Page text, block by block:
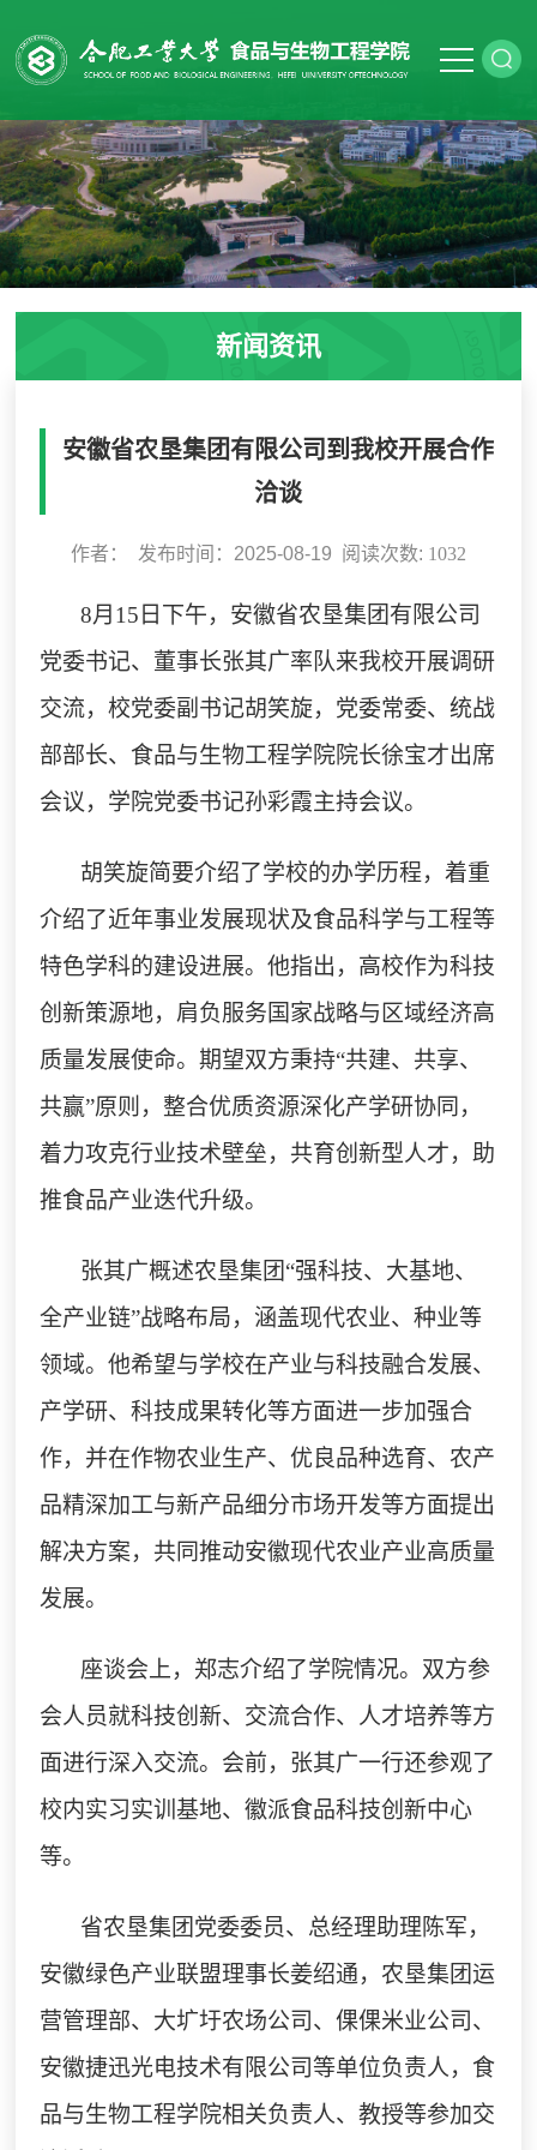
新闻资讯
安徽省农垦集团有限公司到我校开展合作
洽谈
作者： 发布时间：2025-08-19 阅读次数: 1032
8月 15 日 下午，安徽省农垦集团有限公司
党委书记、董事长张其广率队来我校开展调研
交流，校党委副书记胡笑旋，党委常委、统战
部部长、食品与生物工程学院院长徐宝才出席
会议 ， 学院党委书记孙彩霞主持会议。
胡笑旋简要介绍了学校的办学历程，着重
介绍了近年事业发展现状及食品科学与工程等
特色学科的建设进展。他指出，高校作为科技
创新策源地，肩负服务国家战略与区域经济高
质量发展使命。期望双方秉持“共建、共享、
共赢”原则，整合优质资源深化产学研协同，
着力攻克行业技术壁垒，共育创新型人才，助
推食品产业迭代升级。
张其广概述农垦集团 “强科技、大基地、
全产业链”战略布局，涵盖现代农业、种业等
领域。他希望与学校在产业与科技融合发展、
产学研、科技成果转化等方面进一步加强合
作，并在作物农业生产、优良品种选育、农产
品精深加工与新产品细分市场开发等方面提出
解决方案，共同推动安徽现代农业产业高质量
发展。
座谈会上，郑志介绍了学院情况。双方参
会人员就科技创新、交流合作、人才培养等方
面进行深入交流。 会前，张其广一行还参观了
校内实习实训基地、徽派食品科技创新中心
等。
省农垦集团党委委员、总经理助理陈军，
安徽绿色产业联盟理事长姜绍通，农垦集团运
营管理部、大圹圩农场公司、倮倮米业公司、
安徽捷迅光电技术有限公司等单位负责人，食
品与生物工程学院相关负责人、教授等参加交